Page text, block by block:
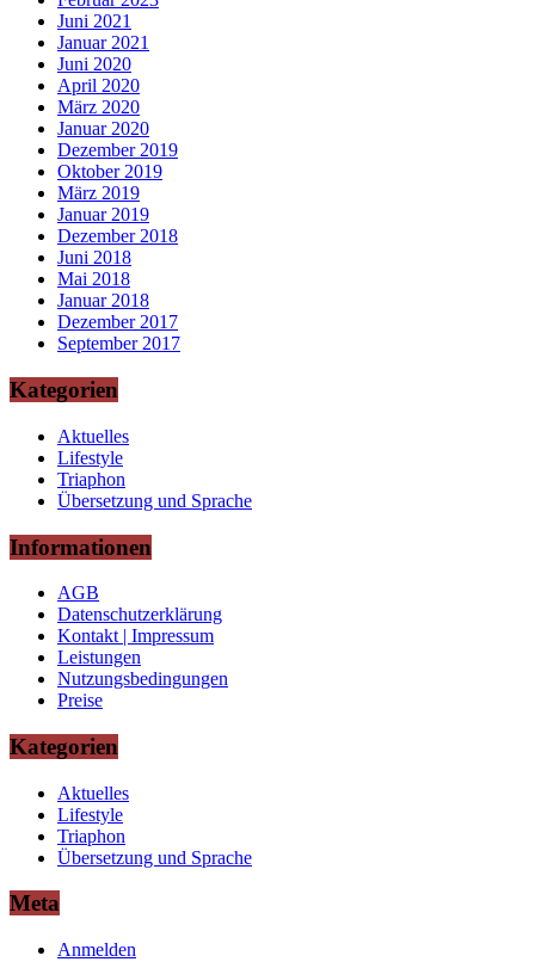
Juni 2021
Januar 2021
Juni 2020
April 2020
März 2020
Januar 2020
Dezember 2019
Oktober 2019
März 2019
Januar 2019
Dezember 2018
Juni 2018
Mai 2018
Januar 2018
Dezember 2017
September 2017
Kategorien
Aktuelles
Lifestyle
Triaphon
Übersetzung und Sprache
Informationen
AGB
Datenschutzerklärung
Kontakt | Impressum
Leistungen
Nutzungsbedingungen
Preise
Kategorien
Aktuelles
Lifestyle
Triaphon
Übersetzung und Sprache
Meta
Anmelden